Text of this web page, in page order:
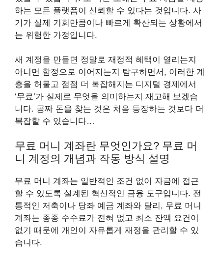
하는 모든 플랫폼이 신뢰할 수 있다는 것입니다. 사
기가 실제 기회만큼이나 빠르게 확산되는 상황에서
는 위험한 가정입니다.
새 계정을 만들면 정말로 재정적 혜택이 열리는지
아니면 함정으로 이어지는지 탐구하면서, 이러한 계
층을 허물고 점점 더 복잡해지는 디지털 경제에서
‘무료’가 실제로 무엇을 의미하는지 재고해 보겠습
니다. 공짜 돈을 찾는 것은 처음 등장하는 것보다 더
복잡할 수 있습니다…
무료 머니 계좌란 무엇인가요? 무료 머
니 계정의 개념과 작동 방식 설명
무료 머니 계좌는 일반적인 조건 없이 자금에 접근
할 수 있도록 설계된 혁신적인 금융 도구입니다. 전
통적인 저축이나 당좌 예금 계좌와 달리, 무료 머니
계좌는 종종 수수료가 전혀 없고 최소 잔액 요건이
없기 때문에 개인이 자유롭게 재정을 관리할 수 있
습니다.